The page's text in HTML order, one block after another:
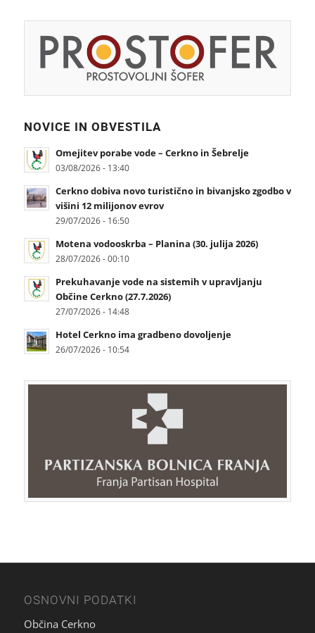
NOVICE IN OBVESTILA
Omejitev porabe vode – Cerkno in Šebrelje
03/08/2026 - 13:40
Cerkno dobiva novo turistično in bivanjsko zgodbo v
višini 12 milijonov evrov
29/07/2026 - 16:50
Motena vodooskrba – Planina (30. julija 2026)
28/07/2026 - 00:10
Prekuhavanje vode na sistemih v upravljanju
Občine Cerkno (27.7.2026)
27/07/2026 - 14:48
Hotel Cerkno ima gradbeno dovoljenje
26/07/2026 - 10:54
OSNOVNI PODATKI
Občina Cerkno